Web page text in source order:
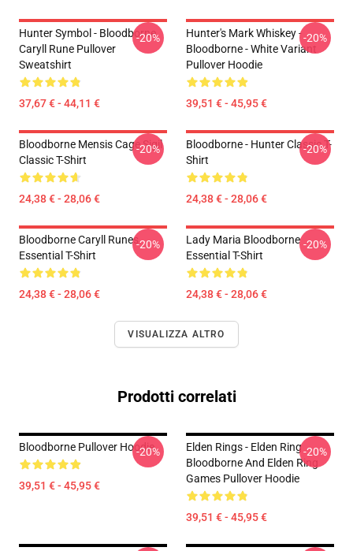
Hunter Symbol - Bloodborne
Caryll Rune Pullover
Sweatshirt
37,67 € - 44,11 €
-20%
Hunter's Mark Whiskey -
Bloodborne - White Variant
Pullover Hoodie
39,51 € - 45,95 €
-20%
Bloodborne Mensis Cage Sigil
Classic T-Shirt
24,38 € - 28,06 €
-20%
Bloodborne - Hunter Classic T-
Shirt
24,38 € - 28,06 €
-20%
Bloodborne Caryll Runes
Essential T-Shirt
24,38 € - 28,06 €
-20%
Lady Maria Bloodborne
Essential T-Shirt
24,38 € - 28,06 €
-20%
VISUALIZZA ALTRO
Prodotti correlati
Bloodborne Pullover Hoodie
39,51 € - 45,95 €
-20%
Elden Rings - Elden Ring
Bloodborne And Elden Ring
Games Pullover Hoodie
39,51 € - 45,95 €
-20%